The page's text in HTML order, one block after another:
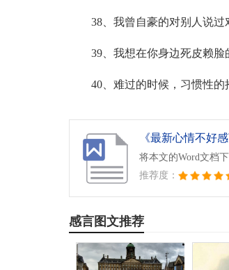
38、我曾自豪的对别人说过
39、我想在你身边死皮赖脸
40、难过的时候，习惯性的
《最新心情不好
将本文的Word文档
推荐度：
感言图文推荐